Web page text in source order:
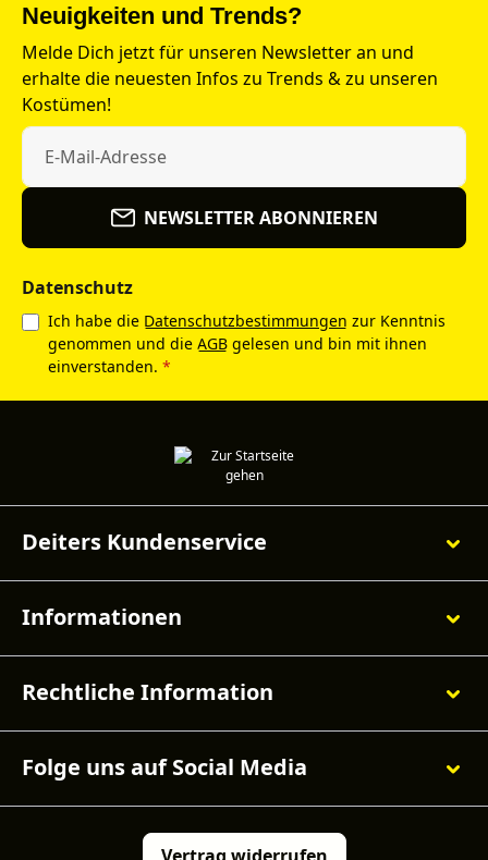
Neuigkeiten und Trends?
Melde Dich jetzt für unseren Newsletter an und
erhalte die neuesten Infos zu Trends & zu unseren
Kostümen!
NEWSLETTER ABONNIEREN
Datenschutz
Ich habe die Datenschutzbestimmungen zur Kenntnis
genommen und die AGB gelesen und bin mit ihnen
einverstanden. *
Deiters Kundenservice
Informationen
Rechtliche Information
Folge uns auf Social Media